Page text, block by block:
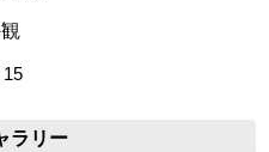
15
ラリー